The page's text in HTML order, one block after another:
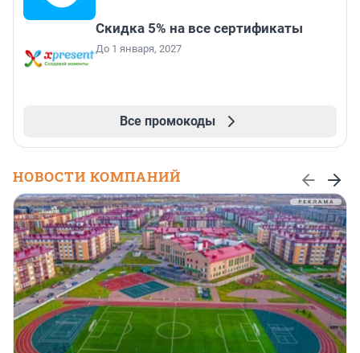
Скидка 5% на все сертификаты
До 1 января, 2027
Все промокоды
НОВОСТИ КОМПАНИЙ